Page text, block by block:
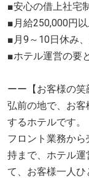
■安心の借上社宅
■月給250,000円
■月9～10日休み
■ホテル運営の要
ーー【お客様の笑
弘前の地で、お
するホテルです。
フロント業務か
持まで、ホテル
て、お客様一人